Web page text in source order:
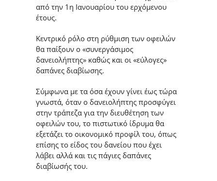
από την 1η Ιανουαρίου του ερχόμενου
έτους.
Κεντρικό ρόλο στη ρύθμιση των οφειλών
θα παίξουν ο «συνεργάσιμος
δανειολήπτης» καθώς και οι «εύλογες»
δαπάνες διαβίωσης.
Σύμφωνα με τα όσα έχουν γίνει έως τώρα
γνωστά, όταν ο δανειολήπτης προσφύγει
στην τράπεζα για την διευθέτηση των
οφειλών του, το πιστωτικό ίδρυμα θα
εξετάζει το οικονομικό προφίλ του, όπως
επίσης το είδος του δανείου που έχει
λάβει αλλά και τις πάγιες δαπάνες
διαβίωσής του.